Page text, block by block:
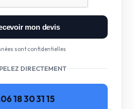
mon devis
sont confidentielles
DIRECTEMENT
06 18 30 31 15